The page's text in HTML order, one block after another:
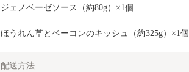
ジェノベーゼソース（約80g）×1個
ほうれん草とベーコンのキッシュ（約325g）×1個
配送方法